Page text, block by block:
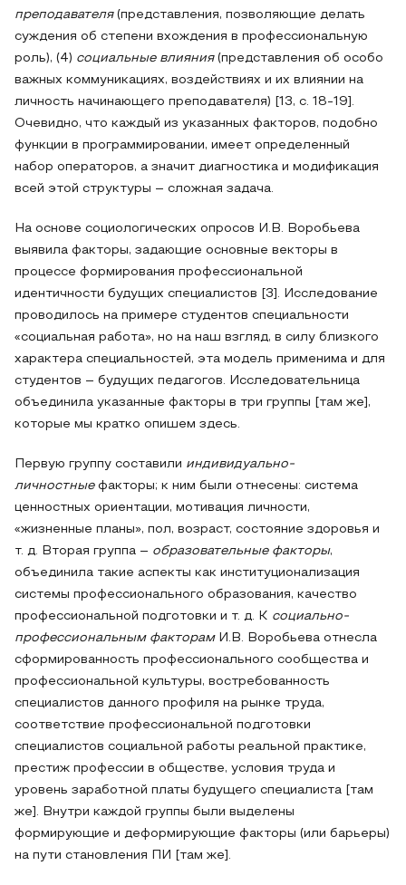
преподавателя(представления, позволяющие делать
суждения об степени вхождения в профессиональную
роль), (4) социальные влияния (представления об особо
важных коммуникациях, воздействиях и их влиянии на
личность начинающего преподавателя) [13, с. 18-19].
Очевидно, что каждый из указанных факторов, подобно
функции в программировании, имеет определенный
набор операторов, а значит диагностика и модификация
всей этой структуры – сложная задача.
На основе социологических опросов И.В. Воробьева
выявила факторы, задающие основные векторы в
процессе формирования профессиональной
идентичности будущих специалистов [3]. Исследование
проводилось на примере студентов специальности
«социальная работа», но на наш взгляд, в силу близкого
характера специальностей, эта модель применима и для
студентов – будущих педагогов. Исследовательница
объединила указанные факторы в три группы [там же],
которые мы кратко опишем здесь.
Первую группу составили индивидуально-
личностныефакторы; к ним были отнесены: система
ценностных ориентации, мотивация личности,
«жизненные планы», пол, возраст, состояние здоровья и
т. д. Вторая группа – образовательные факторы,
объединила такие аспекты как институционализация
системы профессионального образования, качество
профессиональной подготовки и т. д. К социально-
профессиональным факторам И.В. Воробьева отнесла
сформированность профессионального сообщества и
профессиональной культуры, востребованность
специалистов данного профиля на рынке труда,
соответствие профессиональной подготовки
специалистов социальной работы реальной практике,
престиж профессии в обществе, условия труда и
уровень заработной платы будущего специалиста [там
же]. Внутри каждой группы были выделены
формирующие и деформирующие факторы (или барьеры)
на пути становления ПИ [там же].